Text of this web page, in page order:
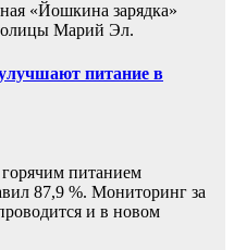
«Йошкина зарядка»
Марий Эл.
питание в
питанием
87,9 %. Мониторинг за
и в новом